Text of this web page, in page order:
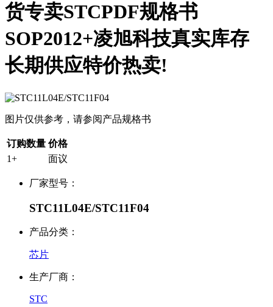
货专卖STCPDF规格书
SOP2012+凌旭科技真实库存
长期供应特价热卖!
图片仅供参考，请参阅产品规格书
订购数量 价格
1+
面议
厂家型号：
STC11L04E/STC11F04
产品分类：
芯片
生产厂商：
STC